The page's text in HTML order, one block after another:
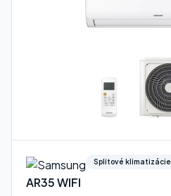
Splitové klimatizácie
AR35 WIFI